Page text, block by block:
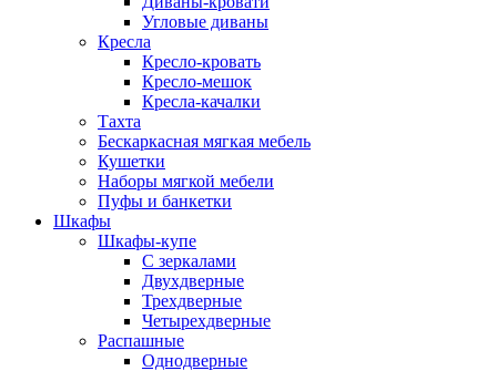
Угловые диваны
Кресла
Кресло-кровать
Кресло-мешок
Кресла-качалки
Тахта
Бескаркасная мягкая мебель
Кушетки
Наборы мягкой мебели
Пуфы и банкетки
Шкафы
Шкафы-купе
С зеркалами
Двухдверные
Трехдверные
Четырехдверные
Распашные
Однодверные